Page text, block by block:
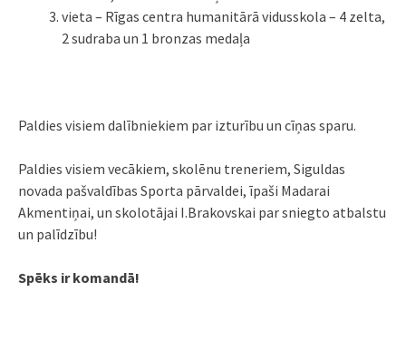
vieta – Rīgas centra humanitārā vidusskola – 4 zelta,
2 sudraba un 1 bronzas medaļa
Paldies visiem dalībniekiem par izturību un cīņas sparu.
Paldies visiem vecākiem, skolēnu treneriem, Siguldas
novada pašvaldības Sporta pārvaldei, īpaši Madarai
Akmentiņai, un skolotājai I.Brakovskai par sniegto atbalstu
un palīdzību!
Spēks ir komandā!